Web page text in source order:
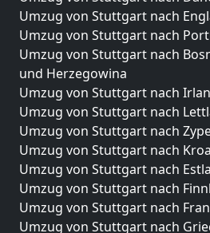
Umzug von Stuttgart nach
Umzug von Stuttgart nach
Umzug von Stuttgart nach
und Herzegowina
Umzug von Stuttgart nach
Umzug von Stuttgart nach
Umzug von Stuttgart nach
Umzug von Stuttgart nach
Umzug von Stuttgart nach
Umzug von Stuttgart nach
Umzug von Stuttgart nach
Umzug von Stuttgart nach